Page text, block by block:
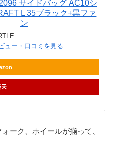
サイドバッグ AC10シ
L 35ブラック+黒ファ
ン
ュー・口コミを見る
天
ーク、ホイールが揃って、